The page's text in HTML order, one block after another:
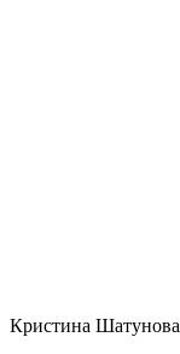
Кристина Шатунова